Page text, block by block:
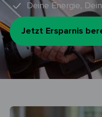
Deine Energie,
Jetzt Ersparnis